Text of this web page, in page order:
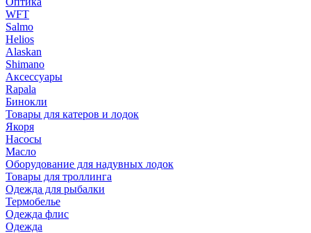
WFT
Salmo
Helios
Alaskan
Shimano
Аксессуары
Rapala
Бинокли
Товары для катеров и лодок
Якоря
Насосы
Масло
Оборудование для надувных лодок
Товары для троллинга
Одежда для рыбалки
Термобелье
Одежда флис
Одежда